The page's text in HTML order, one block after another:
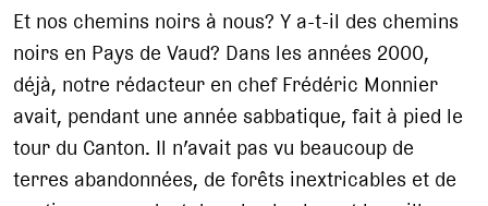
Et nos chemins noirs à nous? Y a-t-il des chemins
noirs en Pays de Vaud? Dans les années 2000,
déjà, notre rédacteur en chef Frédéric Monnier
avait, pendant une année sabbatique, fait à pied le
tour du Canton. Il n’avait pas vu beaucoup de
terres abandonnées, de forêts inextricables et de